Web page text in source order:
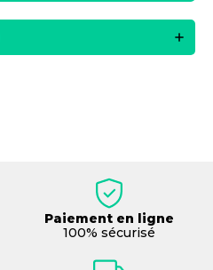
Paiement en ligne
100% sécurisé